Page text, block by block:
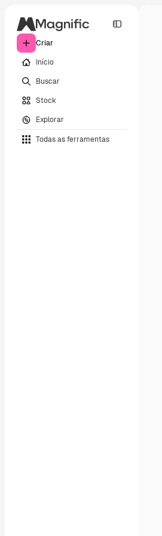
Criar
Início
Buscar
Stock
Explorar
Todas as ferramentas